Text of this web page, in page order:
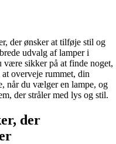
der ønsker at tilføje stil og
udvalg af lamper i
være sikker på at finde noget,
overveje rummet, din
når du vælger en lampe, og
der stråler med lys og stil.
der